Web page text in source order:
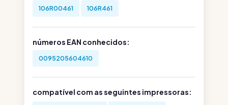
106R00461 106R461
números EAN conhecidos:
0095205604610
compatível com as seguintes impressoras: